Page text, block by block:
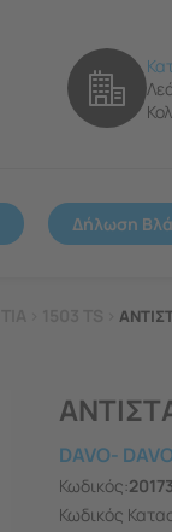
Δήλωση
DAVO-
Κωδικός:
Κωδικός